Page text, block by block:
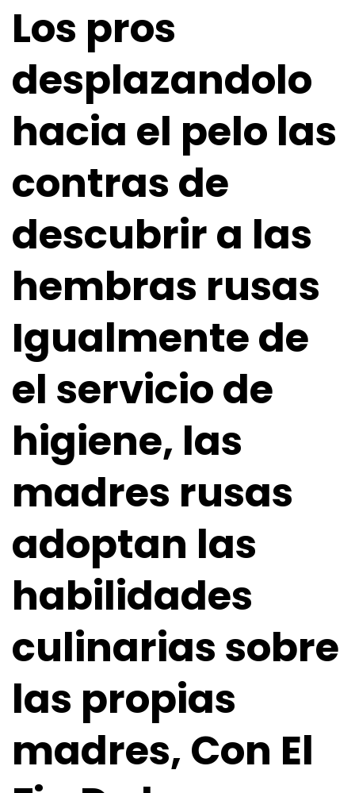
Los pros
desplazandolo
hacia el pelo las
contras de
descubrir a las
hembras rusas
Igualmente de
el servicio de
higiene, las
madres rusas
adoptan las
habilidades
culinarias sobre
las propias
madres, Con El